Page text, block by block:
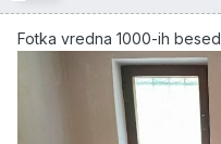
Fotka vredna 1000-ih besed